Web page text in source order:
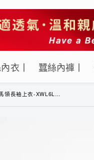
衣丨 蠶絲內褲丨
上衣-XWL6LN016B(灰紫)